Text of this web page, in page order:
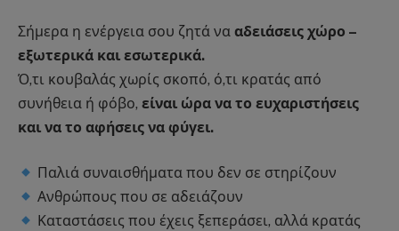
Σήμερα η ενέργεια σου ζητά να αδειάσεις χώρο –
εξωτερικά και εσωτερικά.
Ό,τι κουβαλάς χωρίς σκοπό, ό,τι κρατάς από
συνήθεια ή φόβο, είναι ώρα να το ευχαριστήσεις
και να το αφήσεις να φύγει.
Παλιά συναισθήματα που δεν σε στηρίζουν
Ανθρώπους που σε αδειάζουν
Καταστάσεις που έχεις ξεπεράσει, αλλά κρατάς